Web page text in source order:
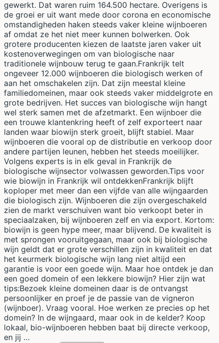
gewerkt. Dat waren ruim 164.500 hectare. Overigens is
de groei er uit want mede door corona en economische
omstandigheden haken steeds vaker kleine wijnboeren
af omdat ze het niet meer kunnen bolwerken. Ook
grotere producenten kiezen de laatste jaren vaker uit
kostenoverwegingen om van biologische naar
traditionele wijnbouw terug te gaan.Frankrijk telt
ongeveer 12.000 wijnboeren die biologisch werken of
aan het omschakelen zijn. Dat zijn meestal kleine
familiedomeinen, maar ook steeds vaker middelgrote en
grote bedrijven. Het succes van biologische wijn hangt
wel sterk samen met de afzetmarkt. Een wijnboer die
een trouwe klantenkring heeft of zelf exporteert naar
landen waar biowijn sterk groeit, blijft stabiel. Maar
wijnboeren die vooral op de distributie en verkoop door
andere partijen leunen, hebben het steeds moeilijker.
Volgens experts is in elk geval in Frankrijk de
biologische wijnsector volwassen geworden.Tips voor
wie biowijn in Frankrijk wil ontdekkenFrankrijk blijft
koploper met meer dan een vijfde van alle wijngaarden
die biologisch zijn. Wijnboeren die zijn overgeschakeld
zien de markt verschuiven want bio verkoopt beter in
speciaalzaken, bij wijnboeren zelf en via export. Kortom:
biowijn is geen hype meer, maar blijvend. De kwaliteit is
met sprongen vooruitgegaan, maar ook bij biologische
wijn geldt dat er grote verschillen zijn in kwaliteit en dat
het keurmerk biologische wijn lang niet altijd een
garantie is voor een goede wijn. Maar hoe ontdek je dan
een goed domein of een lekkere biowijn? Hier zijn wat
tips:Bezoek kleine domeinen daar is de ontvangst
persoonlijker en proef je de passie van de vigneron
(wijnboer). Vraag vooral. Hoe werken ze precies op het
domein? In de wijngaard, maar ook in de kelder? Koop
lokaal, bio-wijnboeren hebben baat bij directe verkoop,
en jij …